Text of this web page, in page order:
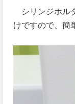
シリンジホル
けですので、簡